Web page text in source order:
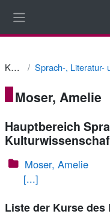
Kurse
Moser, Amelie
Hauptbereich
Moser, Amelie
[...]
Liste der Kurse des